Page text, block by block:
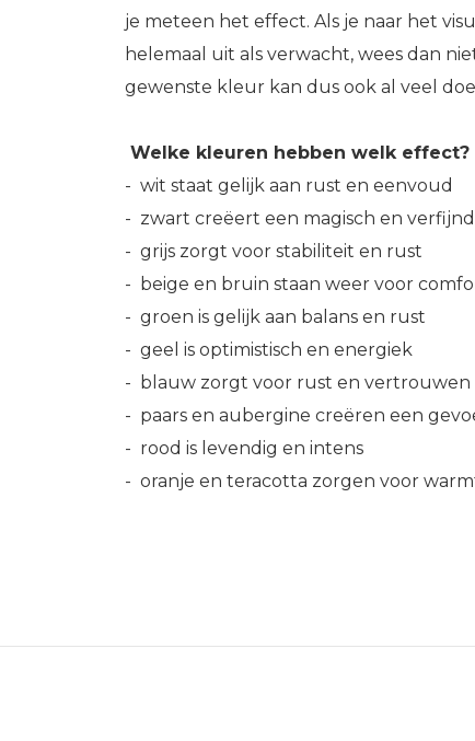
je meteen het effect. Als je naar het
helemaal uit als verwacht, wees dan
gewenste kleur kan dus ook al veel
Welke kleuren hebben welk effect?
- wit staat gelijk aan rust en eenvoud
- zwart creëert een magisch en verfijnd
- grijs zorgt voor stabiliteit en rust
- beige en bruin staan weer voor
- groen is gelijk aan balans en rust
- geel is optimistisch en energiek
- blauw zorgt voor rust en vertrouwen
- paars en aubergine creëren een
- rood is levendig en intens
- oranje en teracotta zorgen voor